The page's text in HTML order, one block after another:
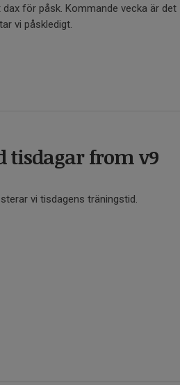
för påsk. Kommande vecka är det
vi påskledigt.
tisdagar from v9
vi tisdagens träningstid.